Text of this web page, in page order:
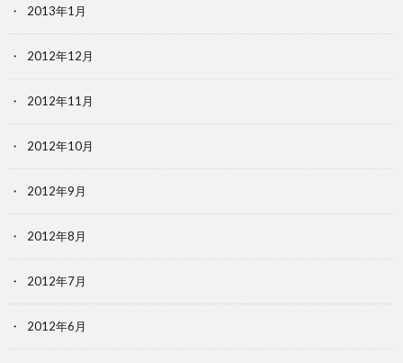
2013年1月
2012年12月
2012年11月
2012年10月
2012年9月
2012年8月
2012年7月
2012年6月